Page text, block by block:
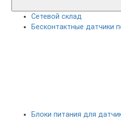
Сетевой склад
Бесконтактные датчики
Блоки питания для